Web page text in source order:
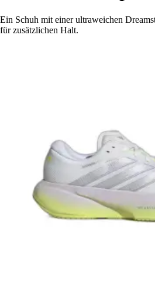
Ein Schuh mit einer ultraweichen
für zusätzlichen Halt.